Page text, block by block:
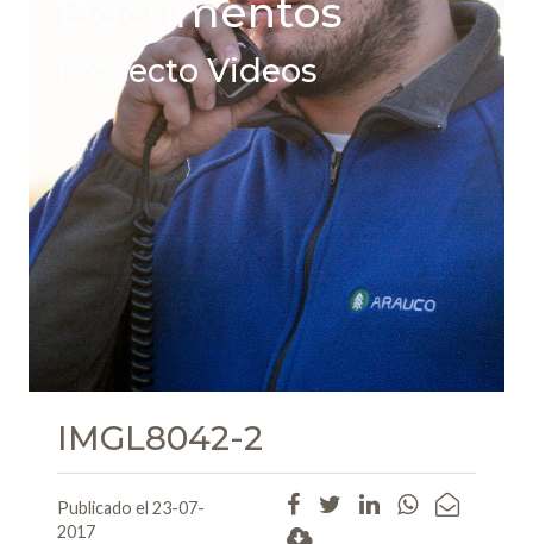
Documentos
Proyecto Videos
IMGL8042-2
Publicado el 23-07-
2017